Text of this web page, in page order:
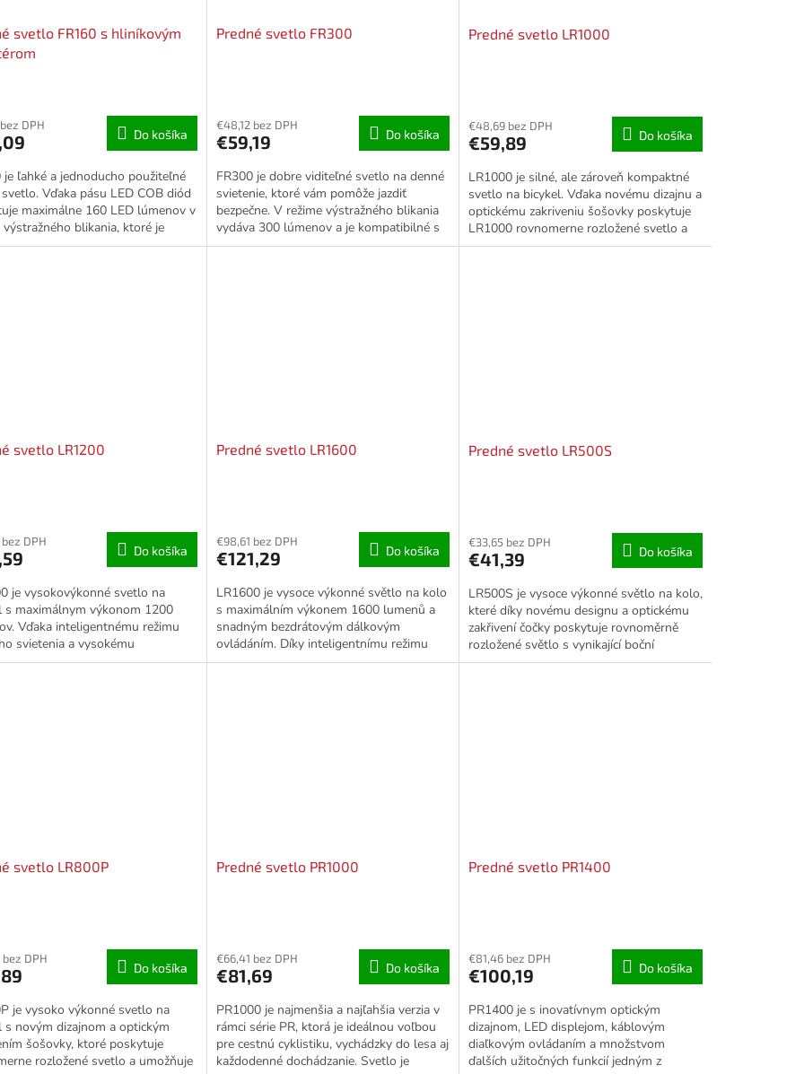
svetlo FR160 s hliníkovým
DPH
Do košíka
je ľahké a jednoducho použiteľné
Vďaka pásu LED COB diód
maximálne 160 LED lúmenov v
výstražného blikania, ktoré je
až zo...
Predné svetlo FR300
€48,12 bez DPH
€59,19 Do košíka
FR300 je dobre viditeľné svetlo na denné
svietenie, ktoré vám pomôže jazdiť
bezpečne. V režime výstražného blikania
vydáva 300 lúmenov a je kompatibilné s
držiakmi na...
Predné svetlo LR1000
€48,69 bez DPH
€59,89 Do košíka
LR1000 je silné, ale zároveň kompaktné
svetlo na bicykel. Vďaka novému dizajnu a
optickému zakriveniu šošovky poskytuje
LR1000 rovnomerne rozložené svetlo a
umožňuje bočnú...
svetlo LR1200
DPH
Do košíka
je vysokovýkonné svetlo na
s maximálnym výkonom 1200
Vďaka inteligentnému režimu
svietenia a vysokému
výkonu je pripravené na
Predné svetlo LR1600
€98,61 bez DPH
€121,29 Do košíka
LR1600 je vysoce výkonné světlo na kolo
s maximálním výkonem 1600 lumenů a
snadným bezdrátovým dálkovým
ovládáním. Díky inteligentnímu režimu
denního svícení a vysokému...
Predné svetlo LR500S
€33,65 bez DPH
€41,39 Do košíka
LR500S je vysoce výkonné světlo na kolo,
které díky novému designu a optickému
zakřivení čočky poskytuje rovnoměrně
rozložené světlo s vynikající boční
viditelností. To je...
svetlo LR800P
DPH
Do košíka
je vysoko výkonné svetlo na
s novým dizajnom a optickým
šošovky, ktoré poskytuje
rozložené svetlo a umožňuje
Predné svetlo PR1000
€66,41 bez DPH
€81,69 Do košíka
PR1000 je najmenšia a najľahšia verzia v
rámci série PR, ktorá je ideálnou voľbou
pre cestnú cyklistiku, vychádzky do lesa aj
každodenné dochádzanie. Svetlo je
Predné svetlo PR1400
€81,46 bez DPH
€100,19 Do košíka
PR1400 je s inovatívnym optickým
dizajnom, LED displejom, káblovým
diaľkovým ovládaním a množstvom
ďalších užitočných funkcií jedným z